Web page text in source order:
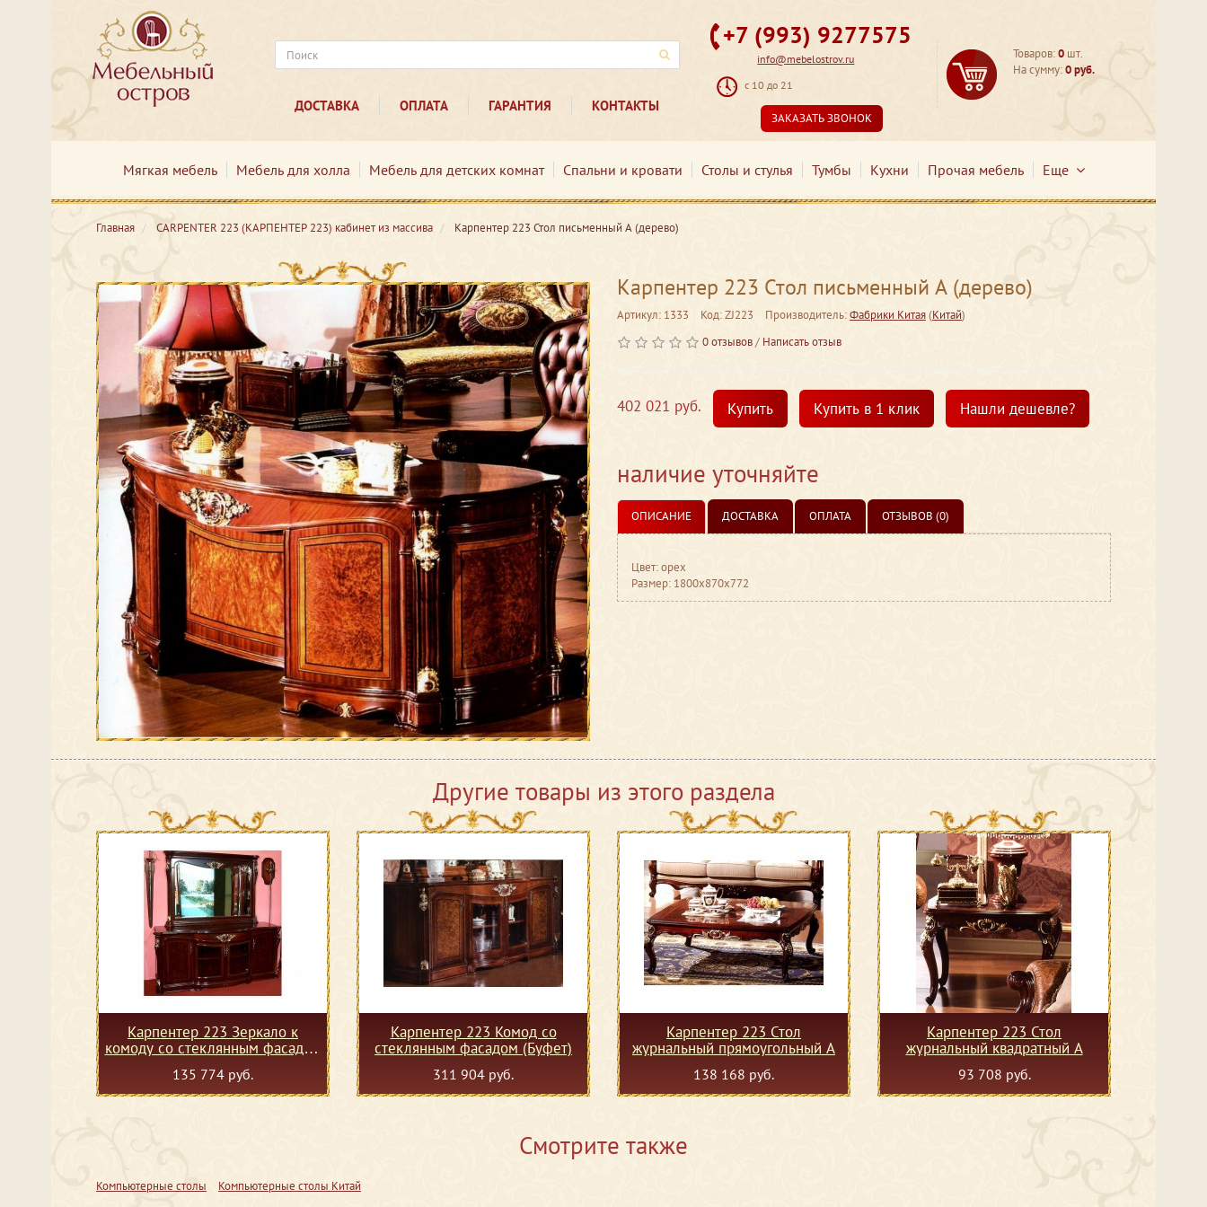
ДОСТАВКА ОПЛАТА ГАРАНТИЯ КОНТАКТЫ
+7 (993) 9277575
info@mebelostrov.ru
с 10 до 21
ЗАКАЗАТЬ ЗВОНОК
Товаров:0 шт.
На сумму:0 руб.
Мягкая мебель Мебель для холла Мебель для детских комнат Спальни и кровати Столы и стулья Тумбы Кухни Прочая мебель Еще
Главная CARPENTER 223 (КАРПЕНТЕР 223) кабинет из массива Карпентер 223 Стол письменный А (дерево)
Карпентер 223 Стол письменный А (дерево)
Артикул: 1333 Код: ZJ223 Производитель:Фабрики Китая(Китай)
0 отзывов/ Написать отзыв
402 021 руб. Купить Купить в 1 клик Нашли дешевле?
наличие уточняйте
ОПИСАНИЕ ДОСТАВКА ОПЛАТА ОТЗЫВОВ (0)
Цвет: орех
Размер: 1800x870x772
Другие товары из этого раздела
Карпентер 223 Зеркало к
комоду со стеклянным фасадом
(буфету)
135 774 руб.
Карпентер 223 Комод со
стеклянным фасадом (Буфет)
311 904 руб.
Карпентер 223 Стол
журнальный прямоугольный А
138 168 руб.
Карпентер 223 Стол
журнальный квадратный А
93 708 руб.
Смотрите также
Компьютерные столы Компьютерные столы Китай